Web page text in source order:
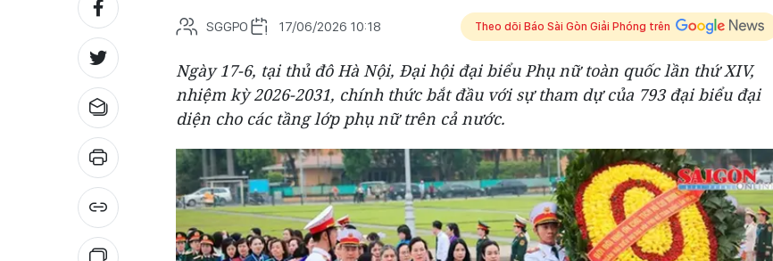
SGGPO 17/06/2026 10:18 Theo dõi Báo Sài Gòn Giải Phóng trên
Ngày 17-6, tại thủ đô Hà Nội, Đại hội đại biểu Phụ nữ toàn quốc lần thứ XIV,
nhiệm kỳ 2026-2031, chính thức bắt đầu với sự tham dự của 793 đại biểu đại
diện cho các tầng lớp phụ nữ trên cả nước.